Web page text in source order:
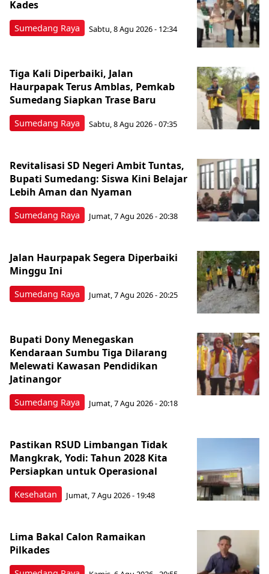
Sumedang Raya
Kades
Sabtu, 8 Agu 2026 - 12:34
Sumedang Raya
Tiga Kali Diperbaiki, Jalan
Haurpapak Terus Amblas, Pemkab
Sumedang Siapkan Trase Baru
Sabtu, 8 Agu 2026 - 07:35
Sumedang Raya
Revitalisasi SD Negeri Ambit Tuntas,
Bupati Sumedang: Siswa Kini Belajar
Lebih Aman dan Nyaman
Jumat, 7 Agu 2026 - 20:38
Sumedang Raya
Jalan Haurpapak Segera Diperbaiki
Minggu Ini
Jumat, 7 Agu 2026 - 20:25
Sumedang Raya
Bupati Dony Menegaskan
Kendaraan Sumbu Tiga Dilarang
Melewati Kawasan Pendidikan
Jatinangor
Jumat, 7 Agu 2026 - 20:18
Kesehatan
Pastikan RSUD Limbangan Tidak
Mangkrak, Yodi: Tahun 2028 Kita
Persiapkan untuk Operasional
Jumat, 7 Agu 2026 - 19:48
Lima Bakal Calon Ramaikan
Pilkades